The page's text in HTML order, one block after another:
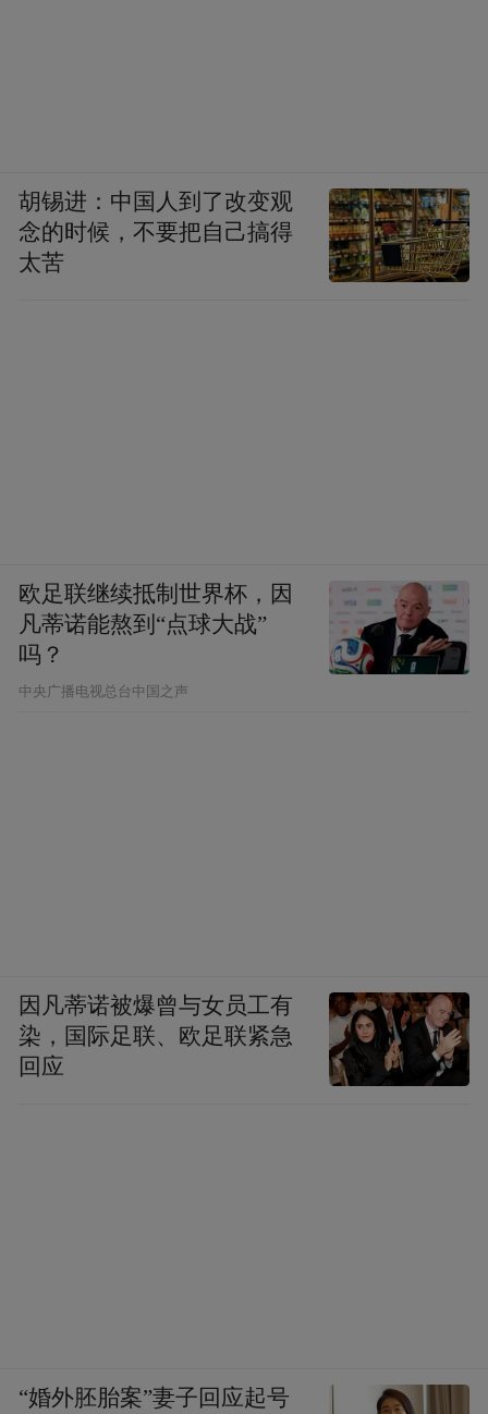
胡锡进：中国人到了改变观
念的时候，不要把自己搞得
太苦
欧足联继续抵制世界杯，因
凡蒂诺能熬到“点球大战”
吗？
中央广播电视总台中国之声
因凡蒂诺被爆曾与女员工有
染，国际足联、欧足联紧急
回应
“婚外胚胎案”妻子回应起号